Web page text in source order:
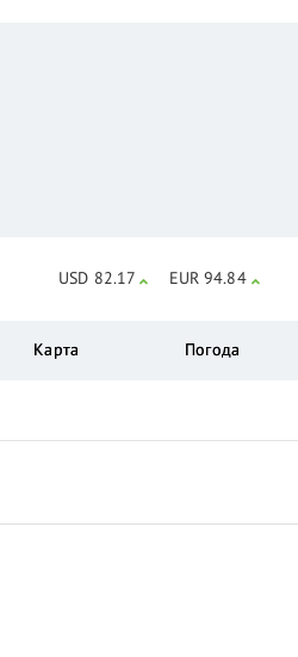
USD 82.17 EUR 94.84
Карта Погода